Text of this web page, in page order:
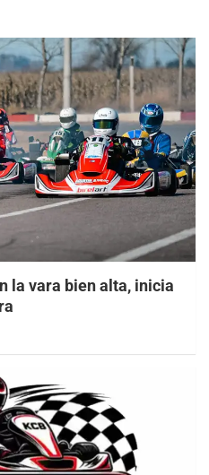
la vara bien alta, inicia